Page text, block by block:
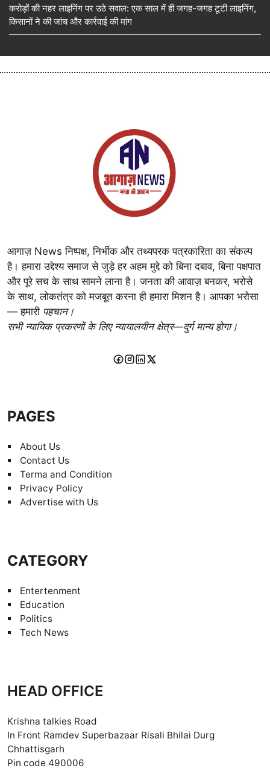
करोड़ों की नहर लाइनिंग पर उठे सवाल: एक साल में ही जगह-जगह टूटी लाइनिंग,
किसानों ने की जांच और कार्रवाई की मांग
आगाज़ News निष्पक्ष, निर्भीक और तथ्यपरक पत्रकारिता का संकल्प
है। हमारा उद्देश्य समाज से जुड़े हर अहम मुद्दे को बिना दबाव, बिना पक्षपात
और पूरे सच के साथ सामने लाना है। जनता की आवाज़ बनकर, भरोसे
के साथ, लोकतंत्र को मजबूत करना ही हमारा मिशन है। आपका भरोसा
— हमारी पहचान।
सभी न्यायिक प्रकरणों के लिए न्यायालयीन क्षेत्र—दुर्ग मान्य होगा।
PAGES
About Us
Contact Us
Terma and Condition
Privacy Policy
Advertise with Us
CATEGORY
Entertenment
Education
Politics
Tech News
HEAD OFFICE
Krishna talkies Road
In Front Ramdev Superbazaar Risali Bhilai Durg
Chhattisgarh
Pin code 490006